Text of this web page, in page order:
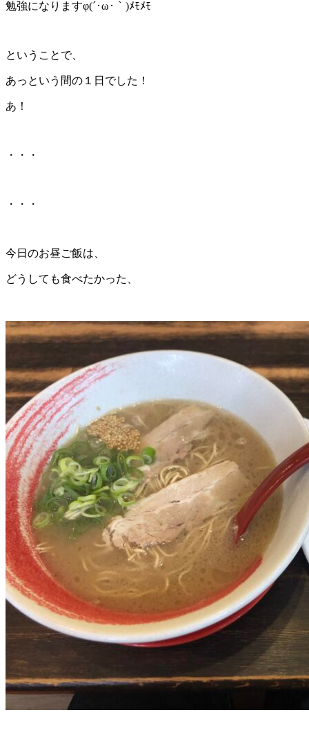
勉強になりますφ(´･ω ･｀ )ﾒﾓﾒﾓ
ということで、
あっという間の１日でした！
あ！
・・・
・・・
今日のお昼ご飯は、
どうしても食べたかった、